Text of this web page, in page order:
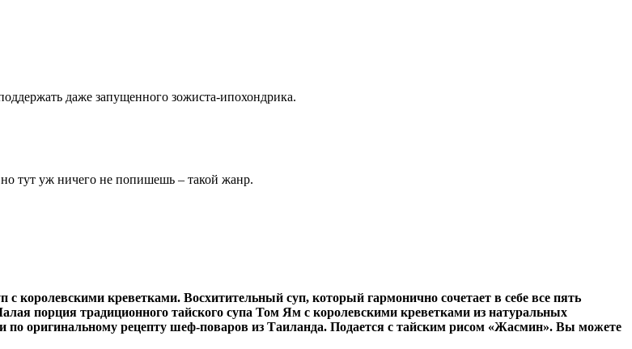
даже запущенного зожиста-ипохондрика.
тут уж ничего не попишешь – такой жанр.
королевскими креветками. Восхитительный суп, который гармонично сочетает в себе все пять
порция традиционного тайского супа Том Ям с королевскими креветками из натуральных
по оригинальному рецепту шеф-поваров из Таиланда. Подается с тайским рисом «Жасмин». Вы можете